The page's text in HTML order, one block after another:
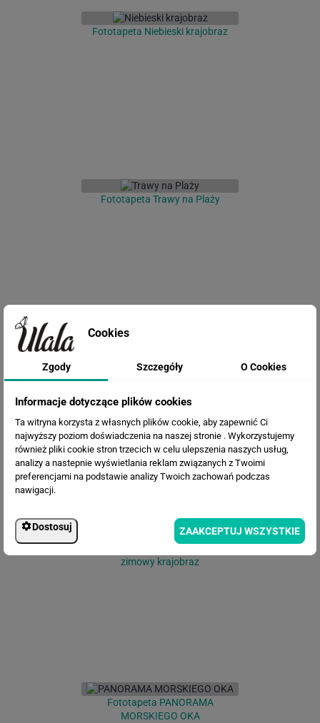
Fototapeta Niebieski krajobraz
Fototapeta Trawy na Plaży
Fototapeta Fototapeta Alpy
zimowy krajobraz
Fototapeta PANORAMA
MORSKIEGO OKA
Cookies
Zgody Szczegóły O Cookies
Informacje dotyczące plików cookies
Ta witryna korzysta z własnych plików cookie, aby zapewnić Ci
najwyższy poziom doświadczenia na naszej stronie . Wykorzystujemy
również pliki cookie stron trzecich w celu ulepszenia naszych usług,
analizy a nastepnie wyświetlania reklam związanych z Twoimi
preferencjami na podstawie analizy Twoich zachowań podczas
nawigacji.
Dostosuj ZAAKCEPTUJ WSZYSTKIE